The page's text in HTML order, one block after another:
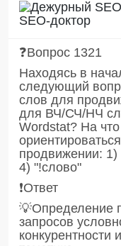
SEO-доктор
❓Вопрос 1321
Находясь в
следующий
слов для
для ВЧ/СЧ/НЧ
Wordstat? На
продвижении: 1)
4) "!слово"
❗️Ответ
💡Определение
запросов
конкурентности